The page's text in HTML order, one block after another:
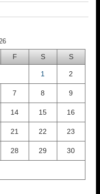
F S S
1 2
7 8 9
14 15 16
21 22 23
28 29 30